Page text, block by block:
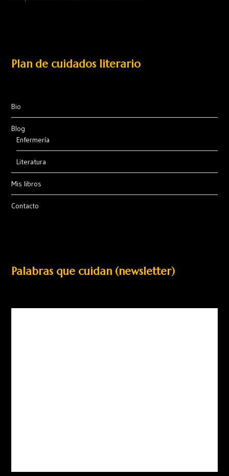
Plan de cuidados literario
Bio
Blog
Enfermería
Literatura
Mis libros
Contacto
Palabras que cuidan (newsletter)